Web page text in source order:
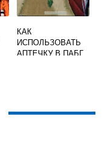
КАК
ИСПОЛЬЗОВАТЬ
АПТЕЧКУ В ПАБГ